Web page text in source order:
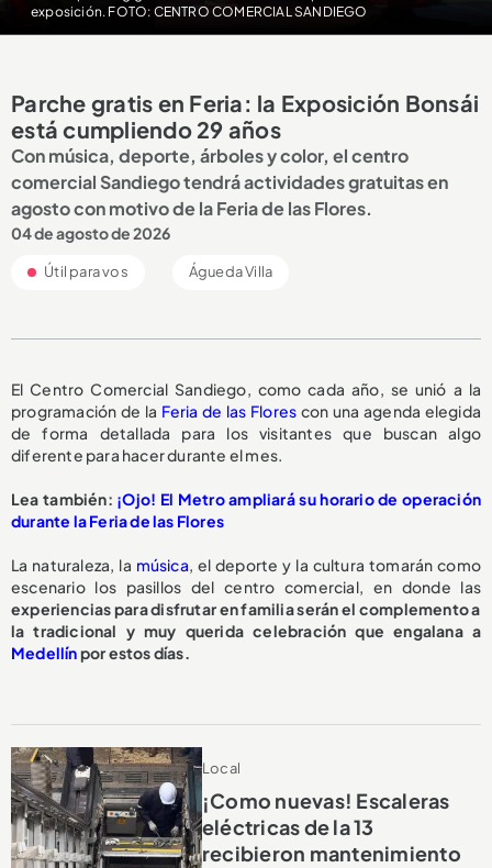
exposición. FOTO: CENTRO COMERCIAL SANDIEGO
Parche gratis en Feria: la Exposición Bonsái
está cumpliendo 29 años
Con música, deporte, árboles y color, el centro
comercial Sandiego tendrá actividades gratuitas en
agosto con motivo de la Feria de las Flores.
04 de agosto de 2026
Útil para vos Águeda Villa
El Centro Comercial Sandiego, como cada año, se unió a la
programación de la Feria de las Flores con una agenda elegida
de forma detallada para los visitantes que buscan algo
diferente para hacer durante el mes.
Lea también: ¡Ojo! El Metro ampliará su horario de operación
durante la Feria de las Flores
La naturaleza, la música, el deporte y la cultura tomarán como
escenario los pasillos del centro comercial, en donde las
experiencias para disfrutar en familia serán el complemento a
la tradicional y muy querida celebración que engalana a
Medellínpor estos días.
Local
¡Como nuevas! Escaleras
eléctricas de la 13
recibieron mantenimiento